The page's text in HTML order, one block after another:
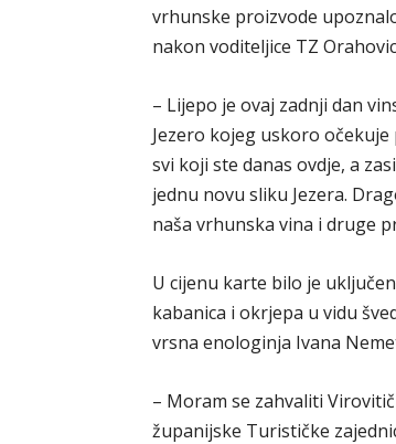
vrhunske proizvode
nakon voditeljice TZ
– Lijepo je ovaj zadnji dan
Jezero kojeg uskoro
svi koji ste danas ovdje, a
jednu novu sliku Jezera.
naša vrhunska vina i druge
U cijenu karte bilo je
kabanica i okrjepa u vidu
vrsna enologinja Ivana
– Moram se zahvaliti
županijske Turističke